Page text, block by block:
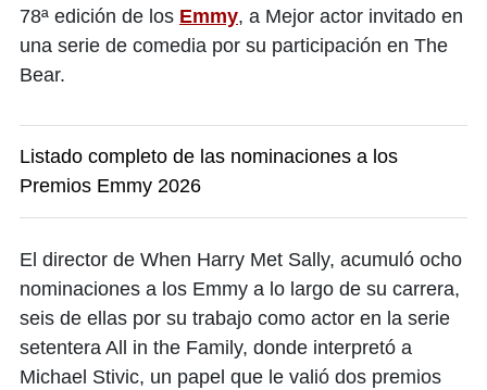
78ª edición de los Emmy, a Mejor actor invitado en
una serie de comedia por su participación en The
Bear.
Listado completo de las nominaciones a los
Premios Emmy 2026
El director de When Harry Met Sally, acumuló ocho
nominaciones a los Emmy a lo largo de su carrera,
seis de ellas por su trabajo como actor en la serie
setentera All in the Family, donde interpretó a
Michael Stivic, un papel que le valió dos premios